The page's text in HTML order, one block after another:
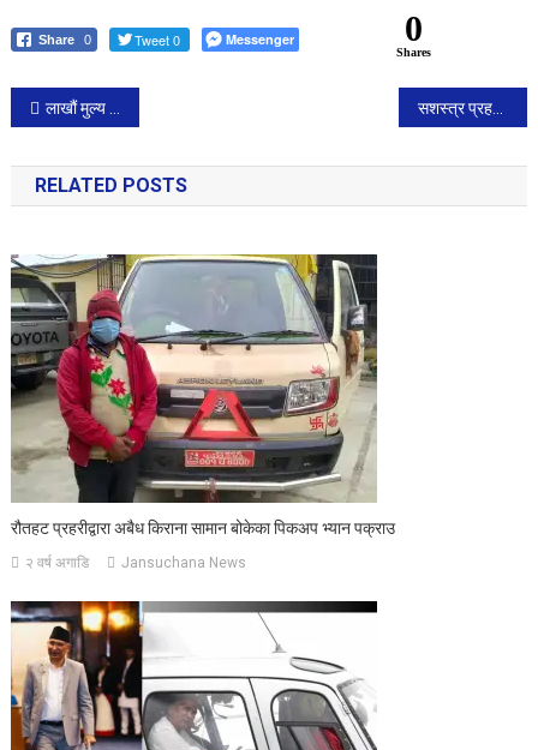
Share 0 Tweet 0 Messenger 0
Shares
Post
navigation
लाखौं मुल्य बराबरको कपडा पक्राउ। सशस्त्र प्रहरी पर्साद्बारा ७ लाख ३३ हजार बराबरको भन्सार छलिका कपडा सहित दुई जना पक्राउ।
RELATED POSTS
रौतहट प्रहरीद्वारा अबैध किराना सामान बोकेका पिकअप भ्यान पक्राउ
२ वर्ष अगाडि Jansuchana News